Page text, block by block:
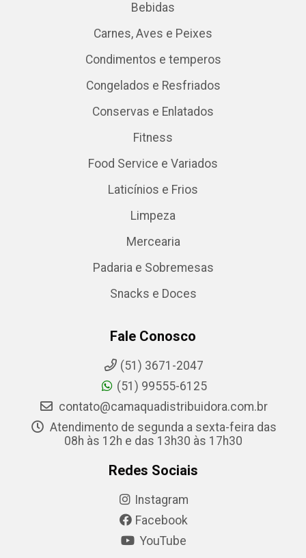
Bebidas
Carnes, Aves e Peixes
Condimentos e temperos
Congelados e Resfriados
Conservas e Enlatados
Fitness
Food Service e Variados
Laticínios e Frios
Limpeza
Mercearia
Padaria e Sobremesas
Snacks e Doces
Fale Conosco
(51) 3671-2047
(51) 99555-6125
contato@camaquadistribuidora.com.br
Atendimento de segunda a sexta-feira das
08h às 12h e das 13h30 às 17h30
Redes Sociais
Instagram
Facebook
YouTube